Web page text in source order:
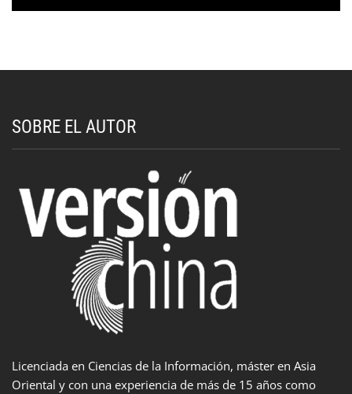
SOBRE EL AUTOR
Licenciada en Ciencias de la Información, máster en Asia
Oriental y con una experiencia de más de 15 años como